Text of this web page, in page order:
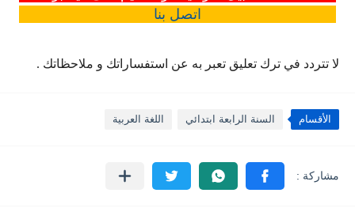
اتصل بنا
لا تتردد في ترك تعليق تعبر به عن استفساراتك و ملاحظاتك .
الأقسام السنة الرابعة ابتدائي اللغة العربية